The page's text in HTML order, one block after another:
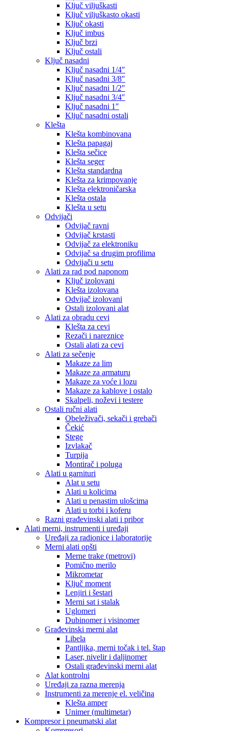
Ključ viljuškasti
Ključ viljuškasto okasti
Ključ okasti
Ključ imbus
Ključ brzi
Ključ ostali
Ključ nasadni
Ključ nasadni 1/4″
Ključ nasadni 3/8″
Ključ nasadni 1/2″
Ključ nasadni 3/4″
Ključ nasadni 1″
Ključ nasadni ostali
Klešta
Klešta kombinovana
Klešta papagaj
Klešta sečice
Klešta seger
Klešta standardna
Klešta za krimpovanje
Klešta elektroničarska
Klešta ostala
Klešta u setu
Odvijači
Odvijač ravni
Odvijač krstasti
Odvijač za elektroniku
Odvijač sa drugim profilima
Odvijači u setu
Alati za rad pod naponom
Ključ izolovani
Klešta izolovana
Odvijač izolovani
Ostali izolovani alat
Alati za obradu cevi
Klešta za cevi
Rezači i nareznice
Ostali alati za cevi
Alati za sečenje
Makaze za lim
Makaze za armaturu
Makaze za voće i lozu
Makaze za kablove i ostalo
Skalpeli, noževi i testere
Ostali ručni alati
Obeleživači, sekači i grebači
Čekić
Stege
Izvlakač
Turpija
Montirač i poluga
Alati u garnituri
Alat u setu
Alati u kolicima
Alati u penastim ulošcima
Alati u torbi i koferu
Razni građevinski alati i pribor
Alati merni, instrumenti i uređaji
Uređaji za radionice i laboratorije
Merni alati opšti
Merne trake (metrovi)
Pomično merilo
Mikrometar
Ključ moment
Lenjiri i šestari
Merni sat i stalak
Uglomeri
Dubinomer i visinomer
Građevinski merni alat
Libela
Pantljika, merni točak i tel. štap
Laser, nivelir i daljinomer
Ostali građevinski merni alat
Alat kontrolni
Uređaji za razna merenja
Instrumenti za merenje el. veličina
Klešta amper
Unimer (multimetar)
Kompresor i pneumatski alat